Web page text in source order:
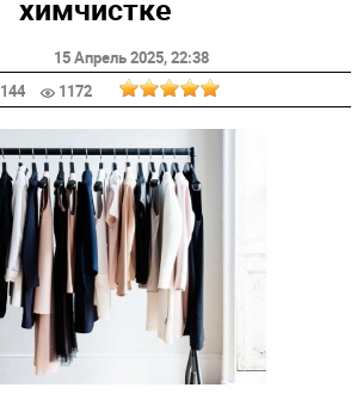
химчистке
15 Апрель 2025, 22:38
144
1172